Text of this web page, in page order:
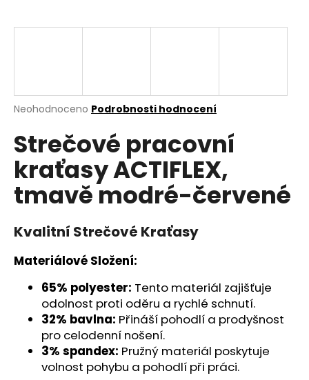
Průměrné
produktu
je
0,0
5
hvězdiček.
Neohodnoceno Podrobnosti hodnocení
Strečové pracovní
kraťasy ACTIFLEX,
tmavě modré-červené
Kvalitní Strečové Kraťasy
Materiálové Složení:
65% polyester: Tento materiál zajišťuje
odolnost proti oděru a rychlé schnutí.
32% bavlna: Přináší pohodlí a prodyšnost
pro celodenní nošení.
3% spandex: Pružný materiál poskytuje
volnost pohybu a pohodlí při práci.
j
?
HLEDAT
o
o